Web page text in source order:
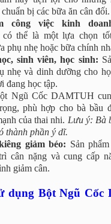
bị các bữa ăn cân đối.
công việc kinh
thể là một lựa chọn
phụ nhẹ hoặc bữa chính
sinh viên, học sinh:
nhẹ và dinh dưỡng cho
đang học tập.
Ngũ Cốc DAMTUH
phù hợp cho bà bầu
của thai nhi. Lưu ý: Bà
thành phần ý dĩ.
giảm béo: Sản
cân nặng và cung cấp
giảm cân.
dụng Bột Ngũ Cốc